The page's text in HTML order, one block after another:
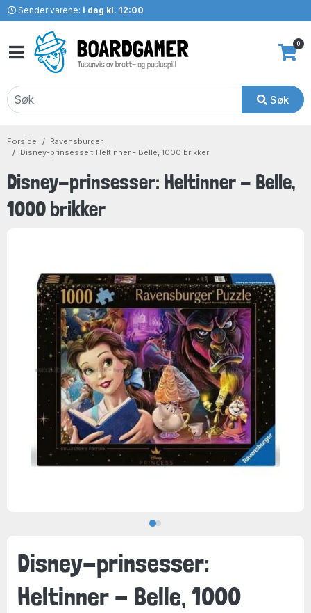
Sender varene: i dag kl. 12:00
Søk
0
Forside
Ravensburger
Disney-prinsesser: Heltinner - Belle, 1000 brikker
Disney-prinsesser: Heltinner - Belle,
1000 brikker
Disney-prinsesser:
Heltinner - Belle, 1000